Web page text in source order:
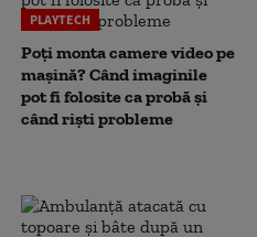
PLAYTECH
Poți monta camere video pe
mașină? Când imaginile
pot fi folosite ca probă și
când riști probleme